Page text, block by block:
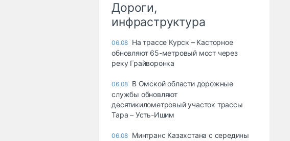
Дороги,
инфраструктура
06.08 На трассе Курск – Касторное
обновляют 65-метровый мост через
реку Грайворонка
06.08 В Омской области дорожные
службы обновляют
десятикилометровый участок трассы
Тара – Усть-Ишим
06.08 Минтранс Казахстана с середины